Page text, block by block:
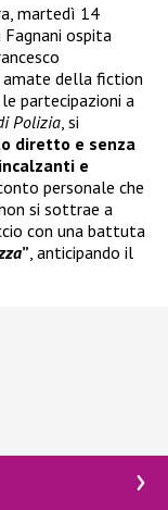
martedì 14
Fagnani ospita
amate della fiction
partecipazioni a
Polizia , si
diretto e senza
e
personale che
si sottrae a
con una battuta
” , anticipando il